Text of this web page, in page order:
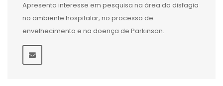
Apresenta interesse em pesquisa na área da disfagia
no ambiente hospitalar, no processo de
envelhecimento e na doença de Parkinson.